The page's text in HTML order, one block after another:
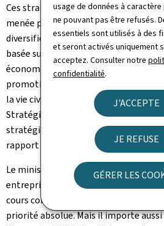
usage de données à
ne pouvant pas être refusés.
essentiels sont utilisés à des
et seront activés uniquement
acceptez. Consulter notre
confidentialité.
J'ACCEPTE
JE REFUSE
GÉRER LES
Ces stratégies forment la base de la
menée par le ministère. Il s'agit par
diversification multisectorielle, de
basée sur les données pour soutenir
économie durable et de confiance et
promotion économique. En se
la vie civile et économique du pays,
Stratégie" analysera les interactions
stratégies du ministère de
rapport aux mégatendances.
Le ministre de l'Économie, Franz
entreprises à surmonter la crise
cours constitue à l'heure actuelle et
priorité absolue. Mais il importe